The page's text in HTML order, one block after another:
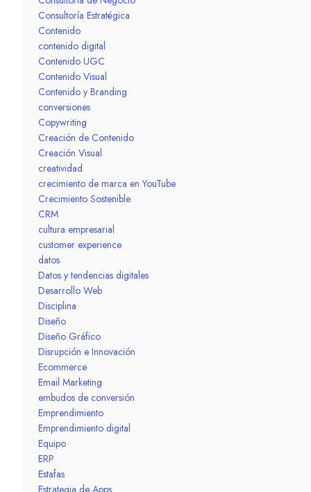
Consultoría Estratégica
Contenido
contenido digital
Contenido UGC
Contenido Visual
Contenido y Branding
conversiones
Copywriting
Creación de Contenido
Creación Visual
creatividad
crecimiento de marca en YouTube
Crecimiento Sostenible
CRM
cultura empresarial
customer experience
datos
Datos y tendencias digitales
Desarrollo Web
Disciplina
Diseño
Diseño Gráfico
Disrupción e Innovación
Ecommerce
Email Marketing
embudos de conversión
Emprendimiento
Emprendimiento digital
Equipo
ERP
Estafas
Estrategia de Apps